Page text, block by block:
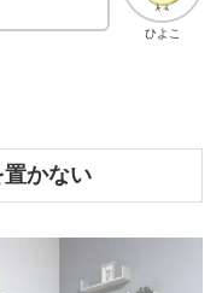
ひよこ
かない